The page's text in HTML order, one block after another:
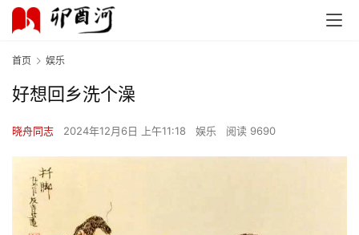
首页 娱乐
好想回乡洗个澡
晓舟同志 2024年12月6日 上午11:18 娱乐 阅读 9690